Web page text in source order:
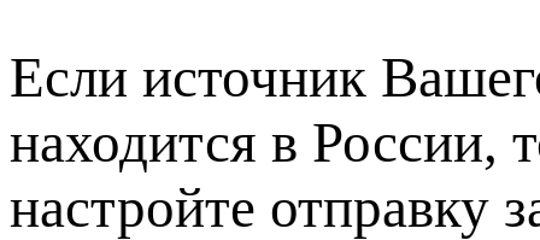
Если источник
находится в России,
настройте отправку